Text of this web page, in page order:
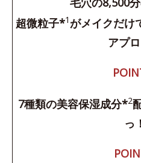
超微粒子*1 がメイクだけ
アプ
7種類の美容保湿成分*2
っ！